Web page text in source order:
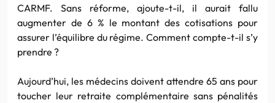
CARMF. Sans réforme, ajoute-t-il, il aurait fallu
augmenter de 6 % le montant des cotisations pour
assurer l’équilibre du régime. Comment compte-t-il s’y
prendre ?
Aujourd’hui, les médecins doivent attendre 65 ans pour
toucher leur retraite complémentaire sans pénalités